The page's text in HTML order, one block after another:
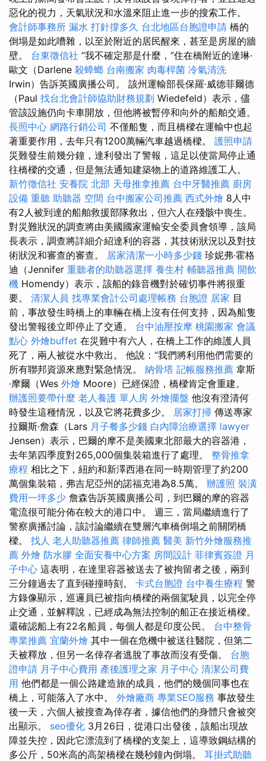
惡化的視力，天氣狀況和水溫來阻止進一步的搜索工作。
會計師事務所 漏水 打針撐多久 台北地區台胞證申請 橋的
倒塌是如此嘈雜，以至於附近的居民醒來，甚至是房屋的牆
壁。 台東徵信社 “我不確定那是什麼，”住在橋附近的達琳·
歐文（Darlene 殺蟑螂 台南搬家 肉毒桿菌 冷氣清洗
Irwin）告訴英國廣播公司。 該州運輸部長保羅·威德菲爾德
（Paul 找台北會計師協助財務規劃 Wiedefeld）表示，儘
管該設施仍向卡車開放，但他將被暫停和向外的船舶交通。
長照中心 網路行銷公司 不僅船隻，而且橋樑在運輸中也起
著重要作用，去年只有1200萬輛汽車越過橋樑。 護照申請
災難發生前幾分鐘，達利發出了警報，這足以使當局停止通
往橋樑的交通，但是無法通知建築物上的道路維護工人。
新竹徵信社 安養院 北部 天母推拿推薦 台中牙醫推薦 廚房
設備 重聽 助聽器 空間 台中搬家公司推薦 西式外燴 8人中
有2人被到達的船舶救援部隊救出，但六人在殘骸中喪生。
對災難狀況的調查將由美國國家運輸安全委員會領導，該局
長表示，調查將詳細介紹達利的容器，其技術狀況以及對技
術狀況和審查的審查。 居家清潔一小時多少錢 珍妮弗·霍格
迪（Jennifer 重聽者的助聽器選擇 養生村 輔聽器推薦 開飲
機 Homendy）表示，該船的錄音機對於確切事件將很重
要。 清潔人員 找專業會計公司處理帳務 台胞證 居家 目
前，事故發生時橋上的車輛在橋上沒有任何支持，因為船隻
發出警報後立即停止了交通。 台中油壓按摩 桃園搬家 會議
點心 外燴buffet 在災難中有六人，在橋上工作的維護人員
死了，兩人被從水中救出。 他說：“我們將利用他們需要的
所有聯邦資源來應對緊急情況。 納骨塔 記帳服務推薦 韋斯
·摩爾（Wes 外燴 Moore）已經保證，橋樑肯定會重建。
辦護照要帶什麼 老人養護 單人房 外燴擺盤 他沒有澄清何
時發生這種情況，以及它將花費多少。 居家打掃 傳送專家
拉爾斯·詹森（Lars 月子餐多少錢 白內障治療選擇 lawyer
Jensen）表示，巴爾的摩不是美國東北部最大的容器港，
去年第四季度對265,000個集裝箱進行了處理。 整骨推拿
療程 相比之下，紐約和新澤西港在同一時期管理了約200
萬個集裝箱，弗吉尼亞州的諾福克港為8.5萬。 辦護照 裝潢
費用一坪多少 詹森告訴英國廣播公司，到巴爾的摩的容器
電流很可能分佈在較大的港口中。 週三，當局繼續進行了
警察廣播討論，該討論繼續在雙層汽車橋倒塌之前關閉橋
樑。 找人 老人助聽器推薦 律師推薦 醫美 新竹外燴服務推
薦 外燴 防水膠 全面安養中心方案 房間設計 菲律賓簽證 月
子中心 這表明，在達里容器被送去了被拘留者之後，兩到
三分鐘過去了直到碰撞時刻。 卡式台胞證 台中養生療程 警
方錄像顯示，巡邏員已被指向橋樑的兩個駕駛員，以完全停
止交通，並解釋說，已經成為無法控制的船正在接近橋樑。
還確認船上有22名船員，每個人都是印度公民。 台中整骨
專業推薦 宜蘭外燴 其中一個在危機中被送往醫院，但第二
天被釋放，但另一名倖存者逃脫了事故而沒有受傷。 台胞
證申請 月子中心費用 產後護理之家 月子中心 清潔公司費
用 他們都是一個公路建造旅的成員，他們的幾個同事也在
橋上，可能落入了水中。 外燴廠商 專業SEO服務 事故發生
後一天，六個人被搜查為倖存者，據信他們的身體只會被突
出顯示。 seo優化 3月26日，從港口出發後，該船出現故
障並失控，因此它漂流到了橋樑的支架上，這導致鋼結構的
多公斤，50米高的高架橋樑在幾秒鐘內倒塌。 耳掛式助聽